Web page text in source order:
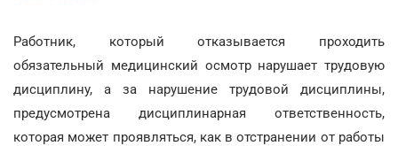
Работник, который отказывается проходить
обязательный медицинский осмотр нарушает трудовую
дисциплину, а за нарушение трудовой дисциплины,
предусмотрена дисциплинарная ответственность,
которая может проявляться, как в отстранении от работы